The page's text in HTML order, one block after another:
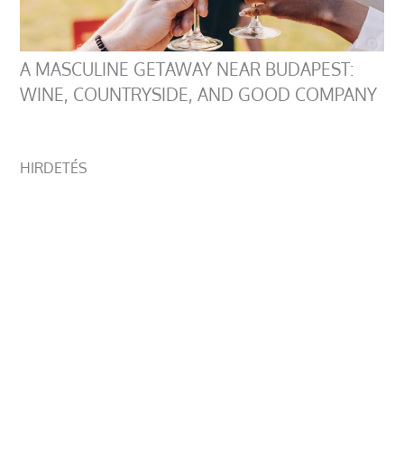
A MASCULINE GETAWAY NEAR BUDAPEST:
WINE, COUNTRYSIDE, AND GOOD COMPANY
HIRDETÉS